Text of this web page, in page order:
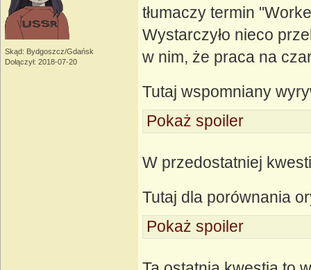
Skąd: Bydgoszcz/Gdańsk
Dołączył: 2018-07-20
tłumaczy termin
Wystarczyło nieco
w nim, że praca na
Tutaj wspomniany
Pokaż spoiler
W przedostatniej
Tutaj dla porównania
Pokaż spoiler